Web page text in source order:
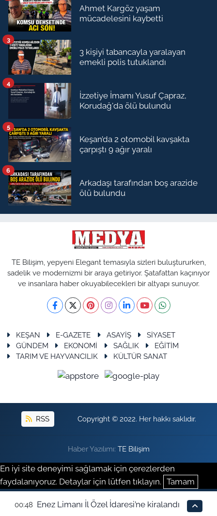
Ahmet Kargöz yaşam
mücadelesini kaybetti
3 kişiyi tabancayla yaralayan
emekli polis tutuklandı
3
İzzetiye İmamı Yusuf Çapraz,
Korudağ'da ölü bulundu
4
Keşan’da 2 otomobil kavşakta
çarpıştı 9 ağır yaralı
5
Arkadaşı tarafından boş arazide
ölü bulundu
6
TE Bilişim, yepyeni Elegant temasıyla sizleri buluştururken,
sadelik ve modernizmi bir araya getiriyor. Şatafattan kaçınıyor
ve insanlara haber okuyabilecekleri bir altyapı sunuyor.
KEŞAN E-GAZETE ASAYİŞ
SİYASET
GÜNDEM
EKONOMİ SAĞLIK
EĞİTİM
TARIM VE HAYVANCILIK
KÜLTÜR SANAT
RSS Copyright © 2022. Her hakkı saklıdır.
Haber Yazılımı: TE Bilişim
En iyi site deneyimi sağlamak için çerezlerden
faydalanıyoruz. Detaylar için lütfen tıklayın. Tamam
00:48 Enez Limanı İl Özel İdaresi’ne kiralandı